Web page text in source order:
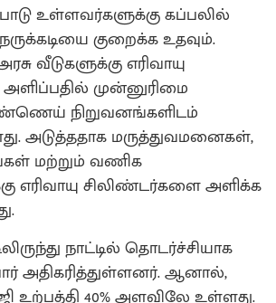
உள்ளவர்களுக்கு கப்பலில்
குறைக்க உதவும்.
வீடுகளுக்கு எரிவாயு
முன்னுரிமை
நிறுவனங்களிடம்
அடுத்ததாக மருத்துவமனைகள்,
மற்றும் வணிக
எரிவாயு சிலிண்டர்களை அளிக்க
நாட்டில் தொடர்ச்சியாக
அதிகரித்துள்ளனர். ஆனால்,
உற்பத்தி 40% அளவிலே உள்ளது.